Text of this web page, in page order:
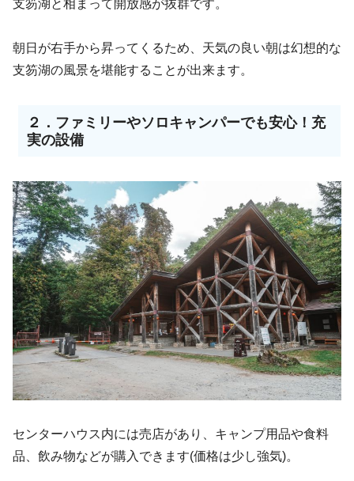
支笏湖と相まって開放感が抜群です。
朝日が右手から昇ってくるため、天気の良い朝は幻想的な
支笏湖の風景を堪能することが出来ます。
２．ファミリーやソロキャンパーでも安心！ 充
実の設備
センターハウス内には売店があり、キャンプ用品や食料
品、飲み物などが購入できます(価格は少し強気)。